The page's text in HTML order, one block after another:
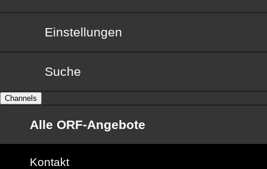
Einstellungen
Suche
Channels
Alle ORF-Angebote
Kontakt